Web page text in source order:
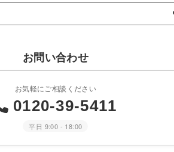
お問い合わせ
お気軽にご相談ください
0120-39-5411
平日 9:00 - 18:00